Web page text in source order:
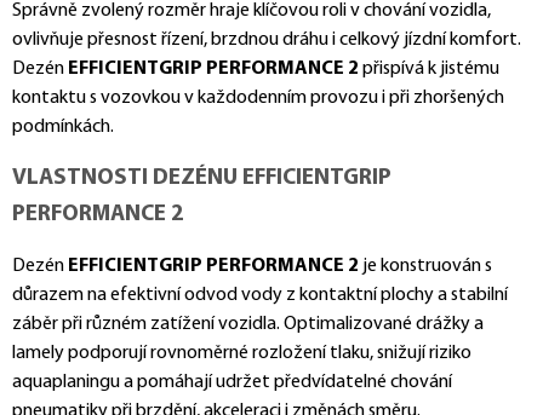
Správně zvolený rozměr hraje klíčovou roli v chování vozidla,
ovlivňuje přesnost řízení, brzdnou dráhu i celkový jízdní komfort.
Dezén EFFICIENTGRIP PERFORMANCE 2 přispívá k jistému
kontaktu s vozovkou v každodenním provozu i při zhoršených
podmínkách.
VLASTNOSTI DEZÉNU EFFICIENTGRIP
PERFORMANCE 2
Dezén EFFICIENTGRIP PERFORMANCE 2 je konstruován s
důrazem na efektivní odvod vody z kontaktní plochy a stabilní
záběr při různém zatížení vozidla. Optimalizované drážky a
lamely podporují rovnoměrné rozložení tlaku, snižují riziko
aquaplaningu a pomáhají udržet předvídatelné chování